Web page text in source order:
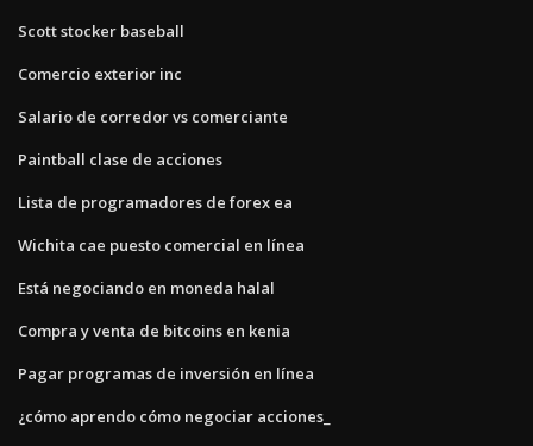
Scott stocker baseball
Comercio exterior inc
Salario de corredor vs comerciante
Paintball clase de acciones
Lista de programadores de forex ea
Wichita cae puesto comercial en línea
Está negociando en moneda halal
Compra y venta de bitcoins en kenia
Pagar programas de inversión en línea
¿cómo aprendo cómo negociar acciones_